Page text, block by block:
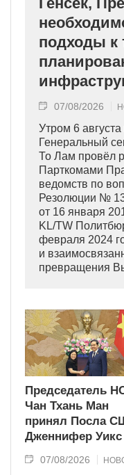
подходы к
07/08/2026
Утром 6
Генеральный
То Лам провёл
Парткомами
ведомств по
Резолюции №
от 16 января
KL/TW
февраля 2024
и
превращения
Председатель
Чан Тхань Ман
принял Посла
Дженнифер Уикс
07/08/2026